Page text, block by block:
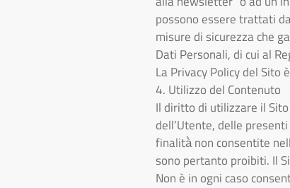
possono essere trattati
misure di sicurezza che
Dati Personali, di cui al
La Privacy Policy del Sito
4. Utilizzo del Contenuto
Il diritto di utilizzare il
dell’Utente, delle
finalità̀ non consentite
sono pertanto proibiti. Il
Non è in ogni caso